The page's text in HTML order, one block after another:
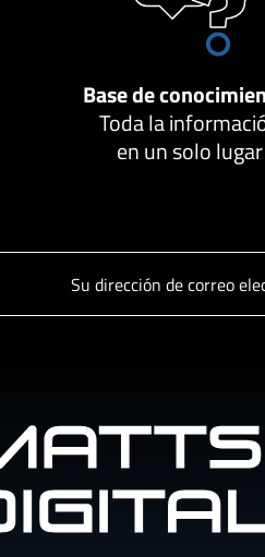
Base de
Toda la
en un solo lugar